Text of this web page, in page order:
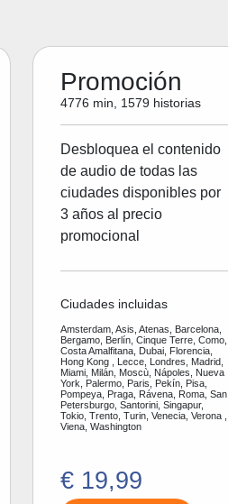
Promoción
4776 min, 1579 historias
Desbloquea el contenido
de audio de todas las
ciudades disponibles por
3 años al precio
promocional
Ciudades incluidas
Amsterdam, Asis, Atenas, Barcelona,
Bergamo, Berlín, Cinque Terre, Como,
Costa Amalfitana, Dubai, Florencia,
Hong Kong , Lecce, Londres, Madrid,
Miami, Milán, Moscù, Nápoles, Nueva
York, Palermo, Paris, Pekín, Pisa,
Pompeya, Praga, Rávena, Roma, San
Petersburgo, Santorini, Singapur,
Tokio, Trento, Turin, Venecia, Verona ,
Viena, Washington
€ 19,99